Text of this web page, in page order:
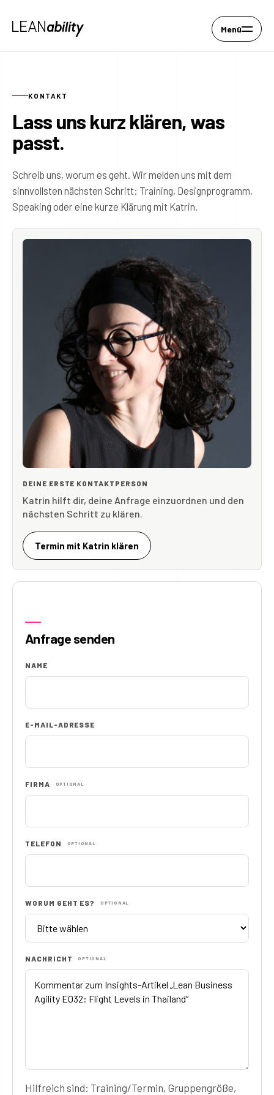
Menü
KONTAKT
Lass uns kurz klären, was
passt.
Schreib uns, worum es geht. Wir melden uns mit dem
sinnvollsten nächsten Schritt: Training, Designprogramm,
Speaking oder eine kurze Klärung mit Katrin.
DEINE ERSTE KONTAKTPERSON
Katrin hilft dir, deine Anfrage einzuordnen und den
nächsten Schritt zu klären.
Termin mit Katrin klären
Anfrage senden
NAME
E-MAIL-ADRESSE
FIRMA OPTIONAL
TELEFON OPTIONAL
WORUM GEHT ES? OPTIONAL
NACHRICHT OPTIONAL
Hilfreich sind: Training/Termin, Gruppengröße,